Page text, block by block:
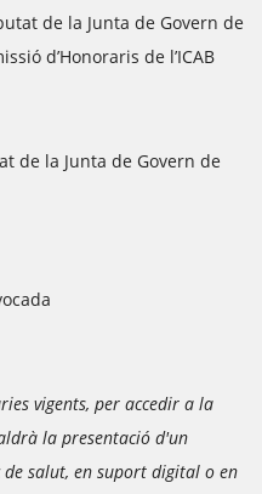
de la Junta de Govern de
d’Honoraris de l’ICAB
de la Junta de Govern de
vigents, per accedir a la
la presentació d'un
salut, en suport digital o en